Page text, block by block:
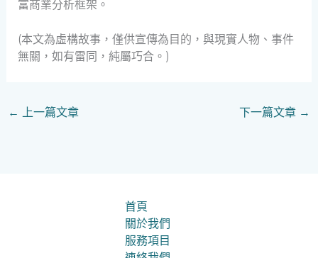
富商業分析框架。
(本文為虛構故事，僅供宣傳為目的，與現實人物、事件
無關，如有雷同，純屬巧合。)
← 上一篇文章 下一篇文章 →
首頁
關於我們
服務項目